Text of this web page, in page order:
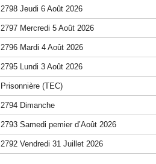
2798 Jeudi 6 Août 2026
2797 Mercredi 5 Août 2026
2796 Mardi 4 Août 2026
2795 Lundi 3 Août 2026
Prisonnière (TEC)
2794 Dimanche
2793 Samedi pemier d’Août 2026
2792 Vendredi 31 Juillet 2026